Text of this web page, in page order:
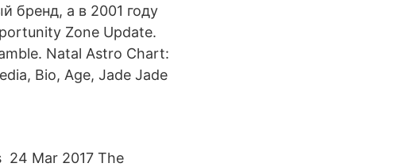
бренд, а в 2001 году
Zone Update.
Natal Astro Chart:
Bio, Age, Jade Jade
24 Mar 2017 The